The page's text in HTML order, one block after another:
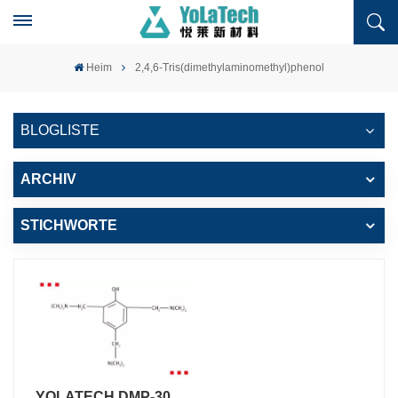
Heim 2,4,6-Tris(dimethylaminomethyl)phenol
BLOGLISTE
ARCHIV
STICHWORTE